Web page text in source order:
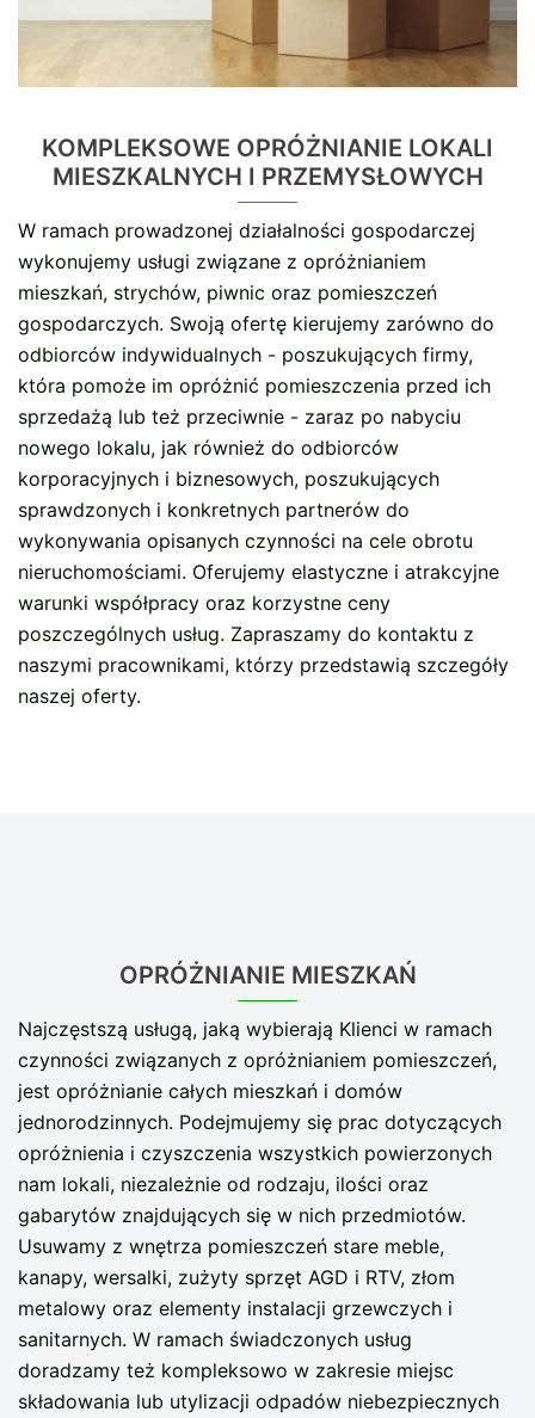
KOMPLEKSOWE OPRÓŻNIANIE LOKALI
MIESZKALNYCH I PRZEMYSŁOWYCH
W ramach prowadzonej działalności gospodarczej
wykonujemy usługi związane z opróżnianiem
mieszkań, strychów, piwnic oraz pomieszczeń
gospodarczych. Swoją ofertę kierujemy zarówno do
odbiorców indywidualnych - poszukujących firmy,
która pomoże im opróżnić pomieszczenia przed ich
sprzedażą lub też przeciwnie - zaraz po nabyciu
nowego lokalu, jak również do odbiorców
korporacyjnych i biznesowych, poszukujących
sprawdzonych i konkretnych partnerów do
wykonywania opisanych czynności na cele obrotu
nieruchomościami. Oferujemy elastyczne i atrakcyjne
warunki współpracy oraz korzystne ceny
poszczególnych usług. Zapraszamy do kontaktu z
naszymi pracownikami, którzy przedstawią szczegóły
naszej oferty.
OPRÓŻNIANIE MIESZKAŃ
Najczęstszą usługą, jaką wybierają Klienci w ramach
czynności związanych z opróżnianiem pomieszczeń,
jest opróżnianie całych mieszkań i domów
jednorodzinnych. Podejmujemy się prac dotyczących
opróżnienia i czyszczenia wszystkich powierzonych
nam lokali, niezależnie od rodzaju, ilości oraz
gabarytów znajdujących się w nich przedmiotów.
Usuwamy z wnętrza pomieszczeń stare meble,
kanapy, wersalki, zużyty sprzęt AGD i RTV, złom
metalowy oraz elementy instalacji grzewczych i
sanitarnych. W ramach świadczonych usług
doradzamy też kompleksowo w zakresie miejsc
składowania lub utylizacji odpadów niebezpiecznych